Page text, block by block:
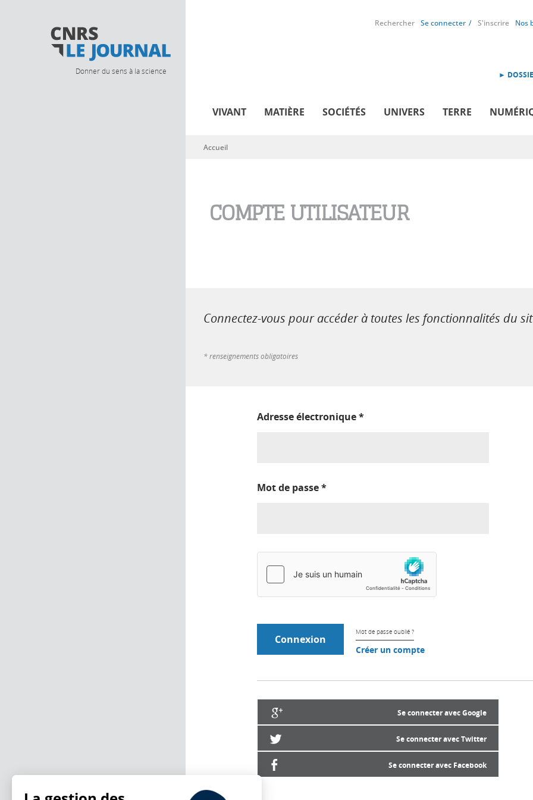
Donner du sens à la science
Rechercher Se connecter S'inscrire Nos
►
VIVANT MATIÈRE SOCIÉTÉS UNIVERS TERRE
Vous êtes ici
Accueil
COMPTE UTILISATEUR
Connectez-vous pour accéder à toutes les fonctionnalités du
* renseignements obligatoires
Adresse électronique*
Mot de passe*
Mot de passe oublié ?
Créer un compte
Se connecter avec Google
Se connecter avec Twitter
Se connecter avec Facebook